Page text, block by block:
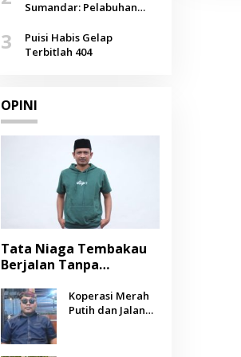
Agustus
Sumandar: Pelabuhan
Selendang Benang Merah
Lombang
3
Puisi Habis Gelap
Terbitlah 404
OPINI
Tata Niaga Tembakau
Berjalan Tanpa
Negara Berpihak
kepada Petani?
Koperasi Merah
Putih dan Jalan